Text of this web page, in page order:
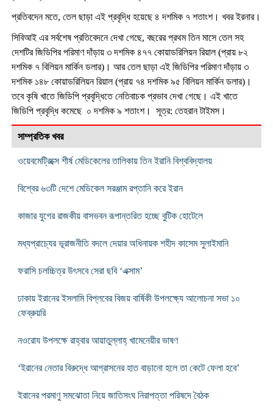
প্রতিবদেন মতে, তেল ছাড়া এই প্রবৃদ্ধি হয়েছে ৪ দশমিক ৭ শতাংশ। খবর ইরনার।
সিবিআই এর সর্বশেষ প্রতিবেদনে দেখা গেছে, বছরের প্রথম তিন মাসে তেল সহ
দেশটির জিডিপির পরিমাণ দাঁড়ায় ৩ দশমিক ৪৭৭ কোয়াডরিলিয়ন রিয়াল (প্রায় ৮২
দশমিক ৭ বিলিয়ন মার্কিন ডলার)। আর তেল ছাড়া এই জিডিপির পরিমাণ দাঁড়ায় ৩
দশমিক ১৪৮ কোয়াডরিলিয়ন রিয়াল (প্রায় ৭৪ দশমিক ৯৫ বিলিয়ন মার্কিন ডলার)।
তবে কৃষি খাতে জিডিপি প্রবৃদ্ধিতে নেতিবাচক প্রভাব দেখা গেছে। এই খাতে
জিডিপি প্রবৃদ্ধি কমেছে ০ দশমিক ৯ শতাংশ। সূত্র: তেহরান টাইমস।
সাম্প্রতিক খবর
ওয়েবমেট্রিক্সে শীর্ষ মেডিকেলের তালিকায় তিন ইরানি বিশ্ববিদ্যালয়
বিশ্বের ৬৩টি দেশে মেডিকেল সরঞ্জাম রপ্তানি করে ইরান
কাজার যুগের রাজকীয় বাসভবন রূপান্তরিত হচ্ছে বুটিক হোটেলে
মধ্যপ্রাচ্যের ভূরাজনীতি বদলে দেয়ার অধিনায়ক শহীদ কাসেম সুলাইমানি
ফরাসি চলচ্চিত্র উৎসবে সেরা ছবি ‘এক্সাম’
ঢাকায় ইরানের ইসলামি বিপ্লবের বিজয় বার্ষিকী উপলক্ষ্যে আলোচনা সভা ১০
ফেব্রুয়রি
নওরোয উপলক্ষে রাহ্বার আয়াতুল্লাহ্ খামেনেয়ীর ভাষণ
‘ইরানের নেতার বিরুদ্ধে আগ্রাসনের হাত বাড়ানো হলে তা কেটে ফেলা হবে’
ইরানের পরমাণু সমঝোতা নিয়ে জাতিসংঘ নিরাপত্তা পরিষদে বৈঠক